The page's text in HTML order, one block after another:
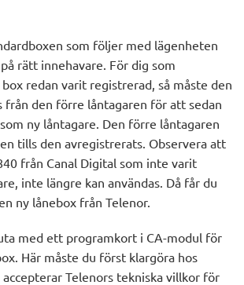
som följer med lägenheten
rätt innehavare. För dig som
redan varit registrerad, så måste den
från den förre låntagaren för att sedan
ny låntagare. Den förre låntagaren
tills den avregistrerats. Observera att
från Canal Digital som inte varit
inte längre kan användas. Då får du
ny lånebox från Telenor.
med ett programkort i CA-modul för
Här måste du först klargöra hos
Telenors tekniska villkor för